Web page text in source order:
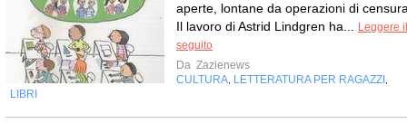
aperte, lontane da operazioni di
Il lavoro di Astrid Lindgren ha...
Leggere il
seguito
Da Zazienews
CULTURA LETTERATURA PER RAGAZZI
LIBRI